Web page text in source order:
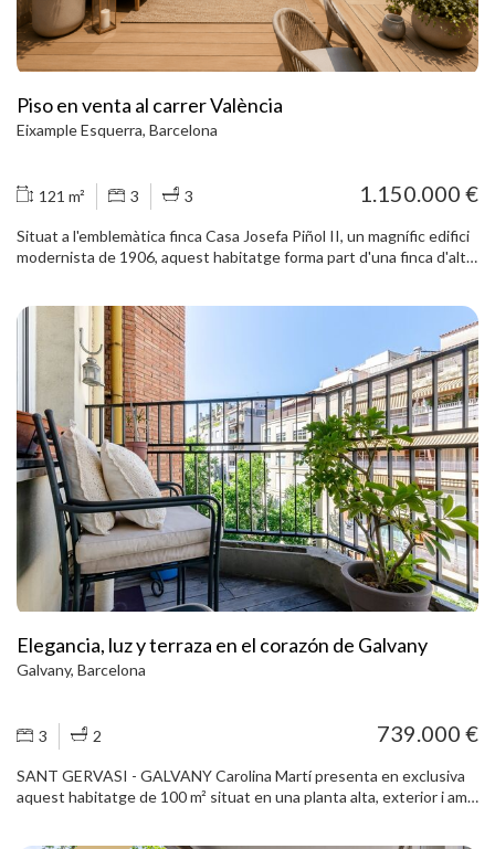
orientada a un pati interior molt lluminós i un dormitori doble amb
orientació a la part posterior de la finca. L'habitatge destaca per la
seva lluminositat, el bon estat de conservació i la seva ubicació en
un dels barris més valorats de Barcelona, envoltat de comerços,
escoles, zones verdes i excel·lents connexions amb transport
públic. La finca està molt ben conservada i disposa de servei de
consergeria, dos ascensors i un ampli vestíbul d'entrada.
Piso en venta al carrer València
Eixample Esquerra, Barcelona
121 m² 3 3 1.150.000 €
Situat a l'emblemàtica finca Casa Josefa Piñol II, un magnífic edifici
modernista de 1906, aquest habitatge forma part d'una finca d'alt
característiques galeries poligonals. L'habitatge es lliurarà
completament reformat, preservant l'essència original de la finca i
recuperant els seus elements arquitectònics més representatius,
integrats amb materials d'alta qualitat i un disseny contemporani.
Amb una superfície interior de 121 m², la distribució oferirà una
àmplia zona de dia amb sala d'estar, cuina-menjador, terrassa i accés
a un extraordinari pati privat de 63 m², un espai excepcional al
centre de Barcelona per gaudir de diferents ambients exteriors
durant tot l'any. La zona de nit disposarà d'una suite amb galeria
modernista, dos dormitoris addicionals de grans dimensions, dos
banys complets i un lavabo de cortesia. L'habitatge inclourà, a més,
dos pràctics trasters. Les imatges publicades corresponen a
renders que representen el resultat final previst de la reforma. Una
propietat única que combinarà el caràcter de l'arquitectura
modernista amb el confort d'un habitatge completament renovat,
en una de les zones més cotitzades de Barcelona.
Elegancia, luz y terraza en el corazón de Galvany
Galvany, Barcelona
3 2 739.000 €
SANT GERVASI - GALVANY Carolina Martí presenta en exclusiva
aquest habitatge de 100 m² situat en una planta alta, exterior i amb